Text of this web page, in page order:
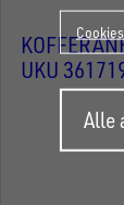
UKU
Alle